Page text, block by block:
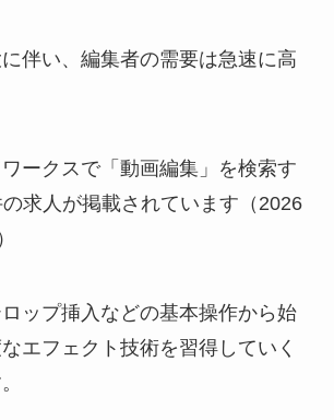
伴い、編集者の需要は急速に高
ークスで「動画編集」を検索す
求人が掲載されています（2026
ップ挿入などの基本操作から始
エフェクト技術を習得していく